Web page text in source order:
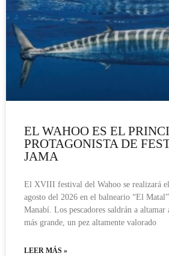
EL WAHOO ES EL
PROTAGONISTA DE
JAMA
El XVIII festival del Wahoo se realizará
agosto del 2026 en el balneario “El
Manabí. Los pescadores saldrán a
más grande, un pez altamente valorado
LEER MÁS »